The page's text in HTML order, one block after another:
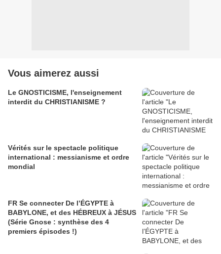
Vous aimerez aussi
Le GNOSTICISME, l'enseignement
interdit du CHRISTIANISME ?
Vérités sur le spectacle politique
international : messianisme et ordre
mondial
FR Se connecter De l’ÉGYPTE à
BABYLONE, et des HÉBREUX à JÉSUS
(Série Gnose : synthèse des 4
premiers épisodes !)